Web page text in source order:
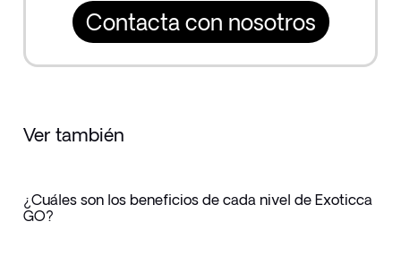
Contacta con nosotros
Ver también
¿Cuáles son los beneficios de cada nivel de Exoticca
GO?